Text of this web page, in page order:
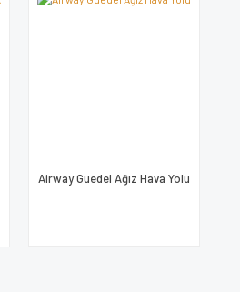
Airway Guedel Ağız Hava Yolu